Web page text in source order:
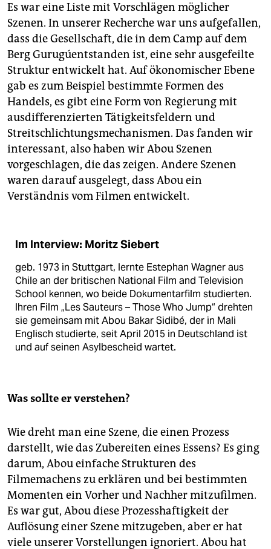
Es war eine Liste mit Vorschlägen möglicher
Szenen. In unserer Recherche war uns aufgefallen,
dass die Gesellschaft, die in dem Camp auf dem
Berg Gurugúentstanden ist, eine sehr ausgefeilte
Struktur entwickelt hat. Auf ökonomischer Ebene
gab es zum Beispiel bestimmte Formen des
Handels, es gibt eine Form von Regierung mit
ausdifferenzierten Tätigkeitsfeldern und
Streitschlichtungsmechanismen. Das fanden wir
interessant, also haben wir Abou Szenen
vorgeschlagen, die das zeigen. Andere Szenen
waren darauf ausgelegt, dass Abou ein
Verständnis vom Filmen entwickelt.
Im Interview: Moritz Siebert
geb. 1973 in Stuttgart, lernte Estephan Wagner aus
Chile an der britischen National Film and Television
School kennen, wo beide Dokumentarfilm studierten.
Ihren Film „Les Sauteurs – Those Who Jump“ drehten
sie gemeinsam mit Abou Bakar Sidibé, der in Mali
Englisch studierte, seit April 2015 in Deutschland ist
und auf seinen Asylbescheid wartet.
Was sollte er verstehen?
Wie dreht man eine Szene, die einen Prozess
darstellt, wie das Zubereiten eines Essens? Es ging
darum, Abou einfache Strukturen des
Filmemachens zu erklären und bei bestimmten
Momenten ein Vorher und Nachher mitzufilmen.
Es war gut, Abou diese Prozesshaftigkeit der
Auflösung einer Szene mitzugeben, aber er hat
viele unserer Vorstellungen ignoriert. Abou hat